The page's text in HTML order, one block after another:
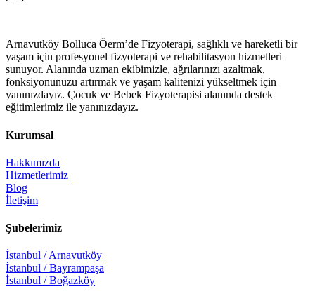
Arnavutköy Bolluca Öerm’de Fizyoterapi, sağlıklı ve hareketli bir
yaşam için profesyonel fizyoterapi ve rehabilitasyon hizmetleri
sunuyor. Alanında uzman ekibimizle, ağrılarınızı azaltmak,
fonksiyonunuzu artırmak ve yaşam kalitenizi yükseltmek için
yanınızdayız. Çocuk ve Bebek Fizyoterapisi alanında destek
eğitimlerimiz ile yanınızdayız.
Kurumsal
Hakkımızda
Hizmetlerimiz
Blog
İletişim
Şubelerimiz
İstanbul / Arnavutköy
İstanbul / Bayrampaşa
İstanbul / Boğazköy